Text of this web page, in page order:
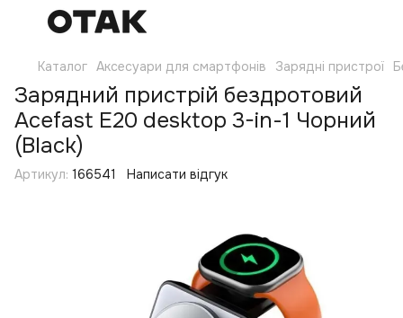
Каталог Аксесуари для смартфонів Зарядні пристрої
Зарядний пристрій бездротовий
Acefast E20 desktop 3-in-1 Чорний
(Black)
Артикул: 166541 Написати відгук